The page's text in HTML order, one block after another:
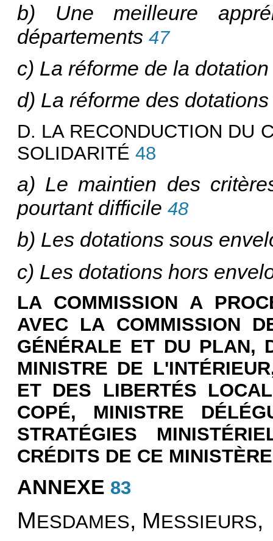
b) Une meilleure
départements 47
c) La réforme de la
d) La réforme des
D. LA RECONDUCTION DU
SOLIDARITÉ 48
a) Le maintien des
pourtant difficile 48
b) Les dotations sous
c) Les dotations hors
LA COMMISSION A
AVEC LA COMMISSION
GÉNÉRALE ET DU PLAN,
MINISTRE DE
ET DES LIBERTÉS
COPÉ, MINISTRE
STRATÉGIES
CRÉDITS DE CE MINISTÈRE
ANNEXE 83
MESDAMES, MESSIEURS,